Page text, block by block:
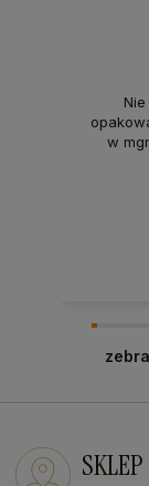
w